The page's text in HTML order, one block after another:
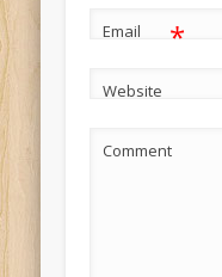
Email *
Website
Comment